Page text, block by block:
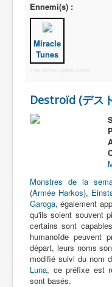
Ennemi(s) :
Miracle
Tunes
Destroïd (デス
Monstres de la
(Armée Harkos),
Garoga, également
qu'ils soient souvent
certains sont
humanoïde peuvent
départ, leurs noms
modifié suivi du nom
Luna, ce préfixe est
sont basés.